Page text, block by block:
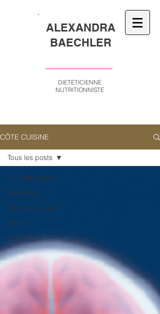
ALEXANDRA
BAECHLER
DIETETICIENNE
NUTRITIONNISTE
CÔTE CUISINE
Tous les posts
Recettes
Le saviez-vous?
Apéritif
Côté sucré
Tous les posts